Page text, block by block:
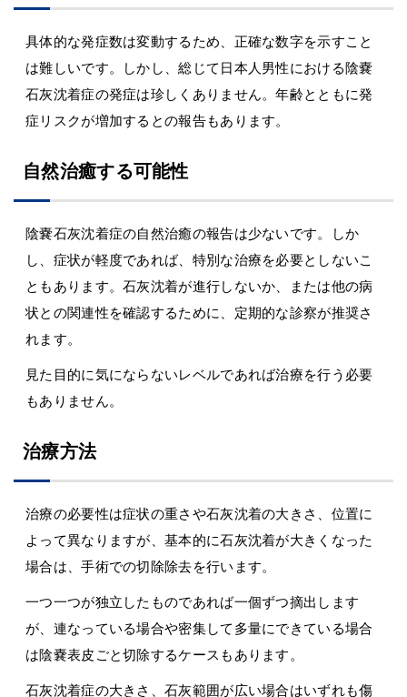
具体的な発症数は変動するため、正確な数字を示すこと
は難しいです。しかし、総じて日本人男性における陰嚢
石灰沈着症の発症は珍しくありません。年齢とともに発
症リスクが増加するとの報告もあります。
自然治癒する可能性
陰嚢石灰沈着症の自然治癒の報告は少ないです。しか
し、症状が軽度であれば、特別な治療を必要としないこ
ともあります。石灰沈着が進行しないか、または他の病
状との関連性を確認するために、定期的な診察が推奨さ
れます。
見た目的に気にならないレベルであれば治療を行う必要
もありません。
治療方法
治療の必要性は症状の重さや石灰沈着の大きさ、位置に
よって異なりますが、基本的に石灰沈着が大きくなった
場合は、手術での切除除去を行います。
一つ一つが独立したものであれば一個ずつ摘出します
が、連なっている場合や密集して多量にできている場合
は陰嚢表皮ごと切除するケースもあります。
石灰沈着症の大きさ、石灰範囲が広い場合はいずれも傷